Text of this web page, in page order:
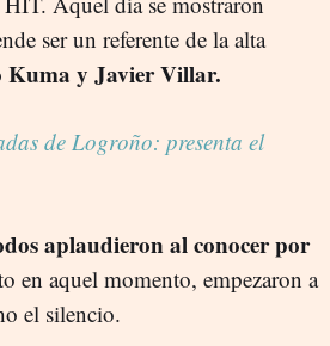
ser un referente de la alta
Kuma y Javier Villar.
de Logroño: presenta el
aplaudieron al conocer por
en aquel momento, empezaron a
el silencio.